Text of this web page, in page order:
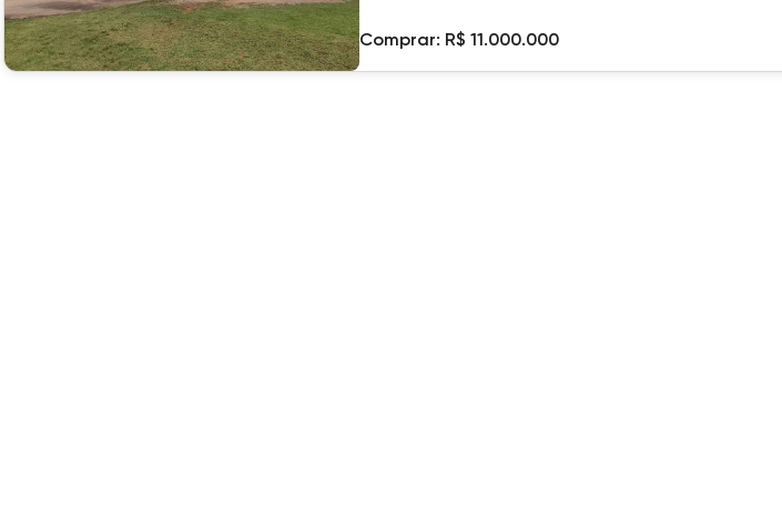
Comprar: R$ 11.000.000